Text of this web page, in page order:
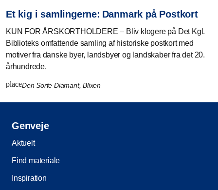
Et kig i samlingerne: Danmark på Postkort
KUN FOR ÅRSKORTHOLDERE – Bliv klogere på Det Kgl.
Biblioteks omfattende samling af historiske postkort med
motiver fra danske byer, landsbyer og landskaber fra det 20.
århundrede.
placeDen Sorte Diamant, Blixen
Genveje
Aktuelt
Find materiale
Inspiration